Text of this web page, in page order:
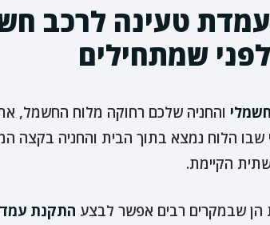
טעינה לרכב
שמתחילים
והחניה שלכם רחוקה מלוח החשמל,
שבו הלוח נמצא בתוך הבית והחניה בקצה
הקיימת.
הן שבמקרים רבים אפשר לבצע התקנת